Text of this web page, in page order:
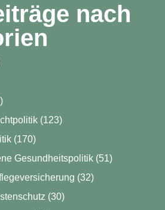
nach
(123)
(170)
Gesundheitspolitik(51)
(32)
(30)